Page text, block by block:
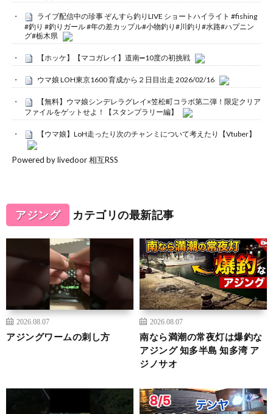
ライブ配信中の珍事 ぞんすら釣りLIVE ショートハイライト #fishing
#釣り #釣りガール #年の差カップル#小物釣り#川釣り#水路#ハプニン
グ#栃木県
【ホッケ】【マコガレイ】道南➖10度の初挑戦
ウマ娘 LOH東京1600 育成から２日目出走 2026/02/16
【無料】ウマ娘シンデレラグレイ×笠松町コラボ第二弾！限定クリア
ファイルをゲットせよ！【スタンプラリー編】
【ウマ娘】LoH走ったり次のチャンミについて考えたり【Vtuber】
Powered by livedoor 相互RSS
アジング カテゴリの最新記事
2026.08.07
アジングワームの刺し方
2026.08.07
南なら満潮の常夜灯は爆釣な
アジング 知多半島 知多湾 ア
ジノサオ